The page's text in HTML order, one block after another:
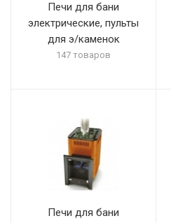
Печи для бани
электрические, пульты
для э/каменок
147 товаров
Печи для бани